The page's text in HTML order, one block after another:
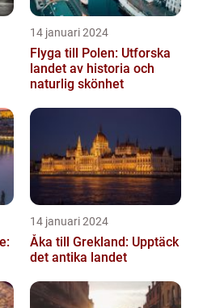
14 januari 2024
Flyga till Polen: Utforska
landet av historia och
naturlig skönhet
14 januari 2024
Åka till Grekland: Upptäck
det antika landet